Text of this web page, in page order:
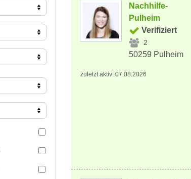
Nachhilfe-
Pulheim
Verifiziert
2
50259 Pulheim
zuletzt aktiv: 07.08.2026